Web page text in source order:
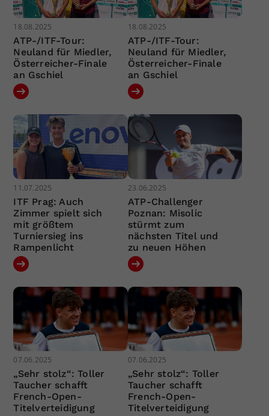
18.08.2025
ATP-/ITF-Tour:
Neuland für Miedler,
Österreicher-Finale
an Gschiel
18.08.2025
ATP-/ITF-Tour:
Neuland für Miedler,
Österreicher-Finale
an Gschiel
11.07.2025
ITF Prag: Auch
Zimmer spielt sich
mit größtem
Turniersieg ins
Rampenlicht
23.06.2025
ATP-Challenger
Poznan: Misolic
stürmt zum
nächsten Titel und
zu neuen Höhen
07.06.2025
„Sehr stolz“: Toller
Taucher schafft
French-Open-
Titelverteidigung
07.06.2025
„Sehr stolz“: Toller
Taucher schafft
French-Open-
Titelverteidigung